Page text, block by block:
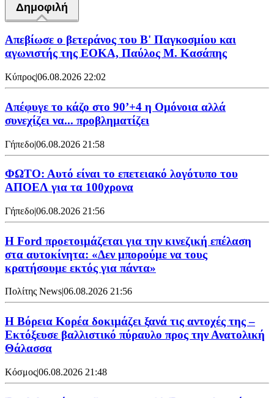
Δημοφιλή
Απεβίωσε ο βετεράνος του Β' Παγκοσμίου και
αγωνιστής της ΕΟΚΑ, Παύλος Μ. Κασάπης
Κύπρος|06.08.2026 22:02
Απέφυγε το κάζο στο 90’+4 η Ομόνοια αλλά
συνεχίζει να... προβληματίζει
Γήπεδο|06.08.2026 21:58
ΦΩΤΟ: Αυτό είναι το επετειακό λογότυπο του
ΑΠΟΕΛ για τα 100χρονα
Γήπεδο|06.08.2026 21:56
Η Ford προετοιμάζεται για την κινεζική επέλαση
στα αυτοκίνητα: «Δεν μπορούμε να τους
κρατήσουμε εκτός για πάντα»
Πολίτης News|06.08.2026 21:56
Η Βόρεια Κορέα δοκιμάζει ξανά τις αντοχές της –
Εκτόξευσε βαλλιστικό πύραυλο προς την Ανατολική
Θάλασσα
Κόσμος|06.08.2026 21:48